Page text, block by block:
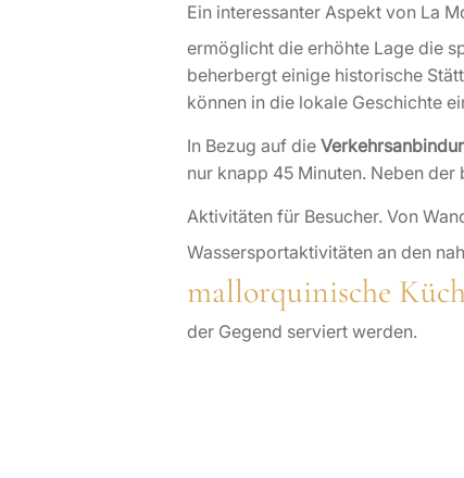
Ein interessanter Aspekt von La
ermöglicht die erhöhte Lage die
beherbergt einige historische
können in die lokale Geschichte
In Bezug auf die
nur knapp 45 Minuten. Neben
Aktivitäten für Besucher. Von
Wassersportaktivitäten an den
mallorquinische
der Gegend serviert werden.